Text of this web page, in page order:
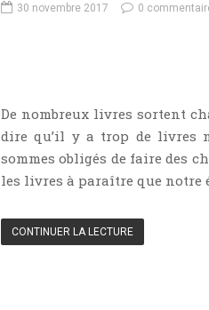
30 novembre 2017 0
De nombreux livres sortent
dire qu’il y a trop de livres
sommes obligés de faire des
les livres à paraître que notre
CONTINUER LA LECTURE